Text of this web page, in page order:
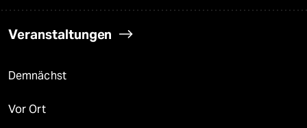
Veranstaltungen
Demnächst
Vor Ort